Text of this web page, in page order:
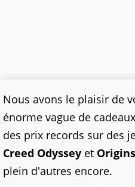
Nous avons le plaisir de
énorme vague de
des prix records sur des
Creed Odyssey et Origins
plein d'autres encore.